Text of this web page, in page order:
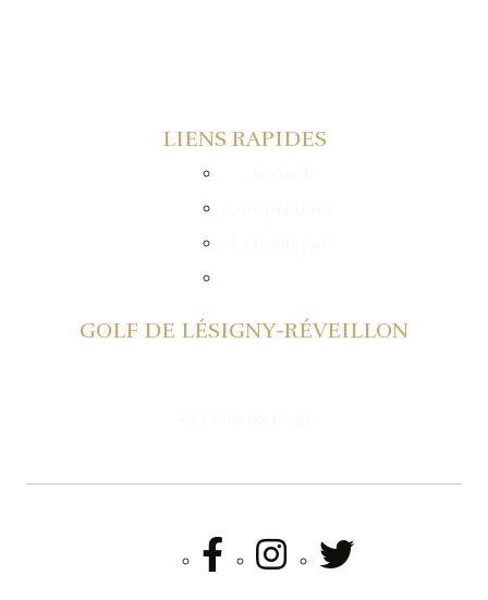
LIENS RAPIDES
GOLF DE LÉSIGNY-RÉVEILLON